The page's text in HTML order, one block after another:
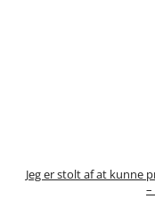
Jeg er stolt af at kunne